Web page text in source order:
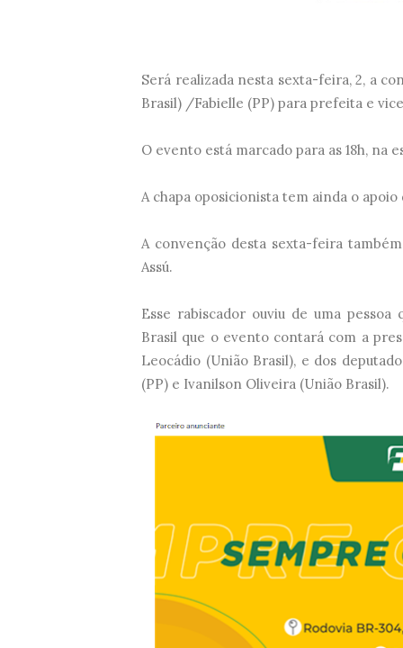
Será realizada nesta sexta-feira, 2, a
Brasil) /Fabielle (PP) para prefeita e
O evento está marcado para as 18h, na
A chapa oposicionista tem ainda o
A convenção desta sexta-feira
Assú.
Esse rabiscador ouviu de uma
Brasil que o evento contará com a
Leocádio (União Brasil), e dos
(PP) e Ivanilson Oliveira (União Brasil).